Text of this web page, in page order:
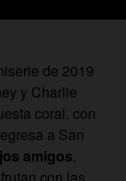
de 2019
y Charlie
coral, con
a San
amigos.